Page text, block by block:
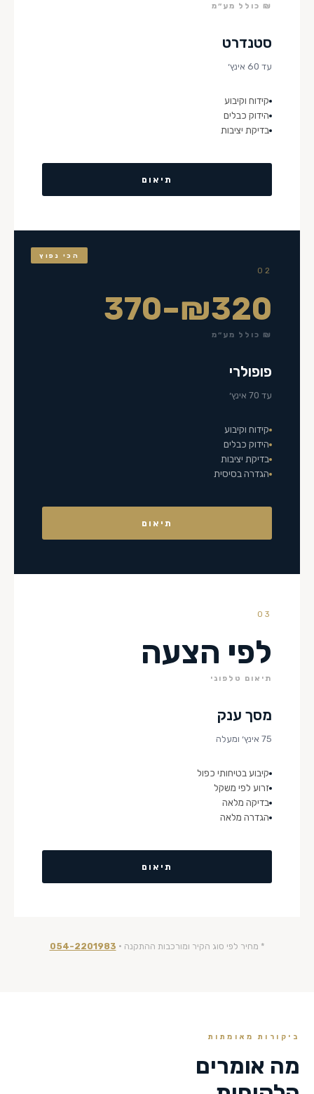
₪ כולל מע״מ
סטנדרט
עד 60 אינץ׳
קידוח וקיבוע
הידוק כבלים
בדיקת יציבות
תיאום
הכי נפוץ
02
₪320–370
₪ כולל מע״מ
פופולרי
עד 70 אינץ׳
קידוח וקיבוע
הידוק כבלים
בדיקת יציבות
הגדרה בסיסית
תיאום
03
לפי הצעה
תיאום טלפוני
מסך ענק
75 אינץ׳ ומעלה
קיבוע בטיחותי כפול
זרוע לפי משקל
בדיקה מלאה
הגדרה מלאה
תיאום
* מחיר לפי סוג הקיר ומורכבות ההתקנה · 054-2201983
ביקורות מאומתות
מה אומרים